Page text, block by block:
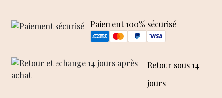
Paiement 100% sécurisé
Retour sous 14
jours